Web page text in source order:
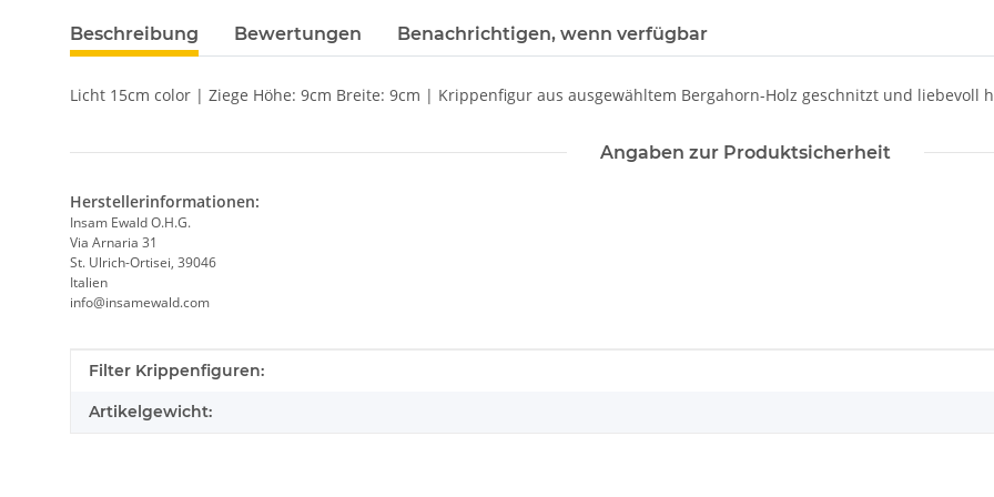
Beschreibung Bewertungen Benachrichtigen, wenn verfügbar
Licht 15cm color | Ziege Höhe: 9cm Breite: 9cm | Krippenfigur aus ausgewähltem Bergahorn-Holz geschnitzt und liebevoll
Angaben zur Produktsicherheit
Herstellerinformationen:
Insam Ewald O.H.G.
Via Arnaria 31
St. Ulrich-Ortisei, 39046
Italien
info@insamewald.com
Produkteigenschaft
Wert
Filter Krippenfiguren:
Artikelgewicht: